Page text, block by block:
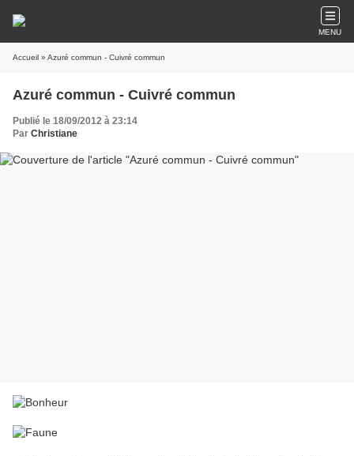
MENU
Accueil » Azuré commun - Cuivré commun
Azuré commun - Cuivré commun
Publié le 18/09/2012 à 23:14
Par Christiane